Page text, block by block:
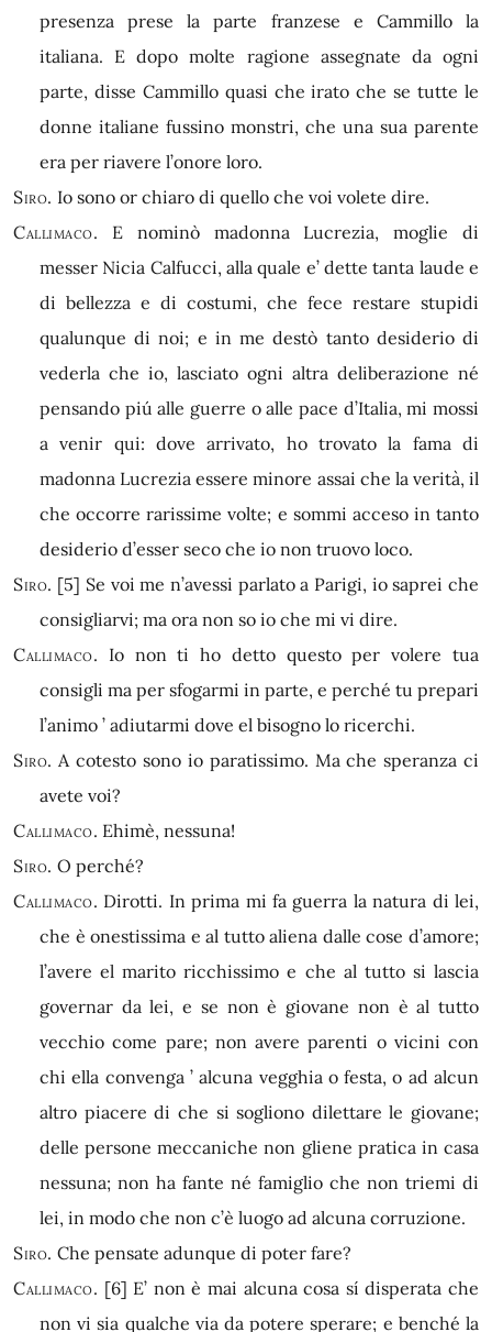
presenza prese la parte franzese e Cammillo la
italiana. E dopo molte ragione assegnate da ogni
parte, disse Cammillo quasi che irato che se tutte le
donne italiane fussino monstri, che una sua parente
era per riavere l’onore loro.
Siro. Io sono or chiaro di quello che voi volete dire.
Callimaco. E nominò madonna Lucrezia, moglie di
messer Nicia Calfucci, alla quale e’ dette tanta laude e
di bellezza e di costumi, che fece restare stupidi
qualunque di noi; e in me destò tanto desiderio di
vederla che io, lasciato ogni altra deliberazione né
pensando piú alle guerre o alle pace d’Italia, mi mossi
a venir qui: dove arrivato, ho trovato la fama di
madonna Lucrezia essere minore assai che la verità, il
che occorre rarissime volte; e sommi acceso in tanto
desiderio d’esser seco che io non truovo loco.
Siro. [5] Se voi me n’avessi parlato a Parigi, io saprei che
consigliarvi; ma ora non so io che mi vi dire.
Callimaco. Io non ti ho detto questo per volere tua
consigli ma per sfogarmi in parte, e perché tu prepari
l’animo ’ adiutarmi dove el bisogno lo ricerchi.
Siro. A cotesto sono io paratissimo. Ma che speranza ci
avete voi?
Callimaco. Ehimè, nessuna!
Siro. O perché?
Callimaco. Dirotti. In prima mi fa guerra la natura di lei,
che è onestissima e al tutto aliena dalle cose d’amore;
l’avere el marito ricchissimo e che al tutto si lascia
governar da lei, e se non è giovane non è al tutto
vecchio come pare; non avere parenti o vicini con
chi ella convenga ’ alcuna vegghia o festa, o ad alcun
altro piacere di che si sogliono dilettare le giovane;
delle persone meccaniche non gliene pratica in casa
nessuna; non ha fante né famiglio che non triemi di
lei, in modo che non c’è luogo ad alcuna corruzione.
Siro. Che pensate adunque di poter fare?
Callimaco. [6] E’ non è mai alcuna cosa sí disperata che
non vi sia qualche via da potere sperare; e benché la